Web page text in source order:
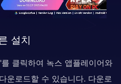
설치
클릭하여 녹스 앱플레이어와
운로드할 수 있습니다. 다운로